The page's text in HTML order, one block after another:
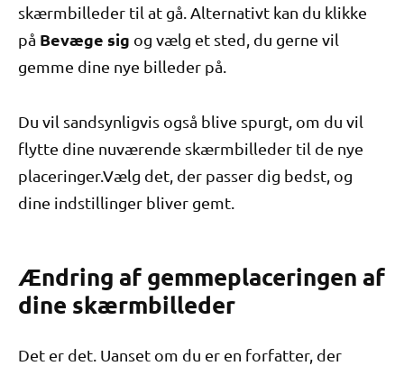
skærmbilleder til at gå. Alternativt kan du klikke
på Bevæge sig og vælg et sted, du gerne vil
gemme dine nye billeder på.
Du vil sandsynligvis også blive spurgt, om du vil
flytte dine nuværende skærmbilleder til de nye
placeringer.Vælg det, der passer dig bedst, og
dine indstillinger bliver gemt.
Ændring af gemmeplaceringen af
​​dine skærmbilleder
Det er det. Uanset om du er en forfatter, der